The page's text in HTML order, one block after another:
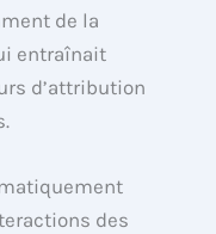
de la
entraînait
d’attribution
des